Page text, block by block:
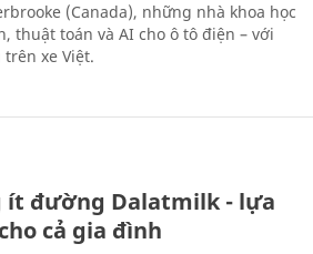
(Canada), những nhà khoa học
thuật toán và AI cho ô tô điện – với
xe Việt.
đường Dalatmilk - lựa
cả gia đình